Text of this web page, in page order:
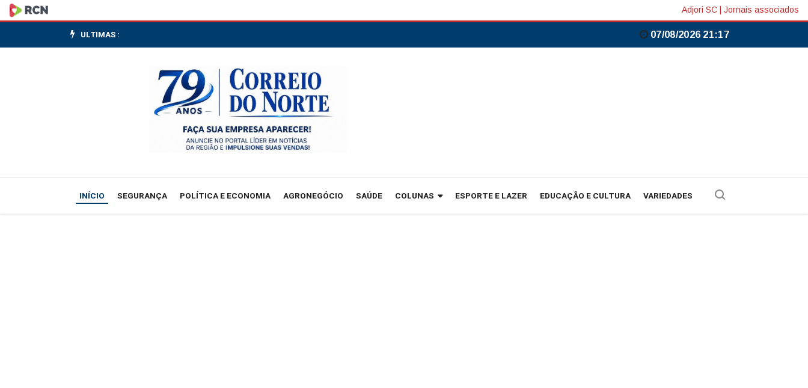
IBGE
aponta
foi
Adjori SC Jornais associados
ULTIMAS : 07/08/2026 21:17
INÍCIO SEGURANÇA POLÍTICA E ECONOMIA AGRONEGÓCIO SAÚDE COLUNAS ESPORTE E LAZER EDUCAÇÃO E CULTURA VARIEDADES